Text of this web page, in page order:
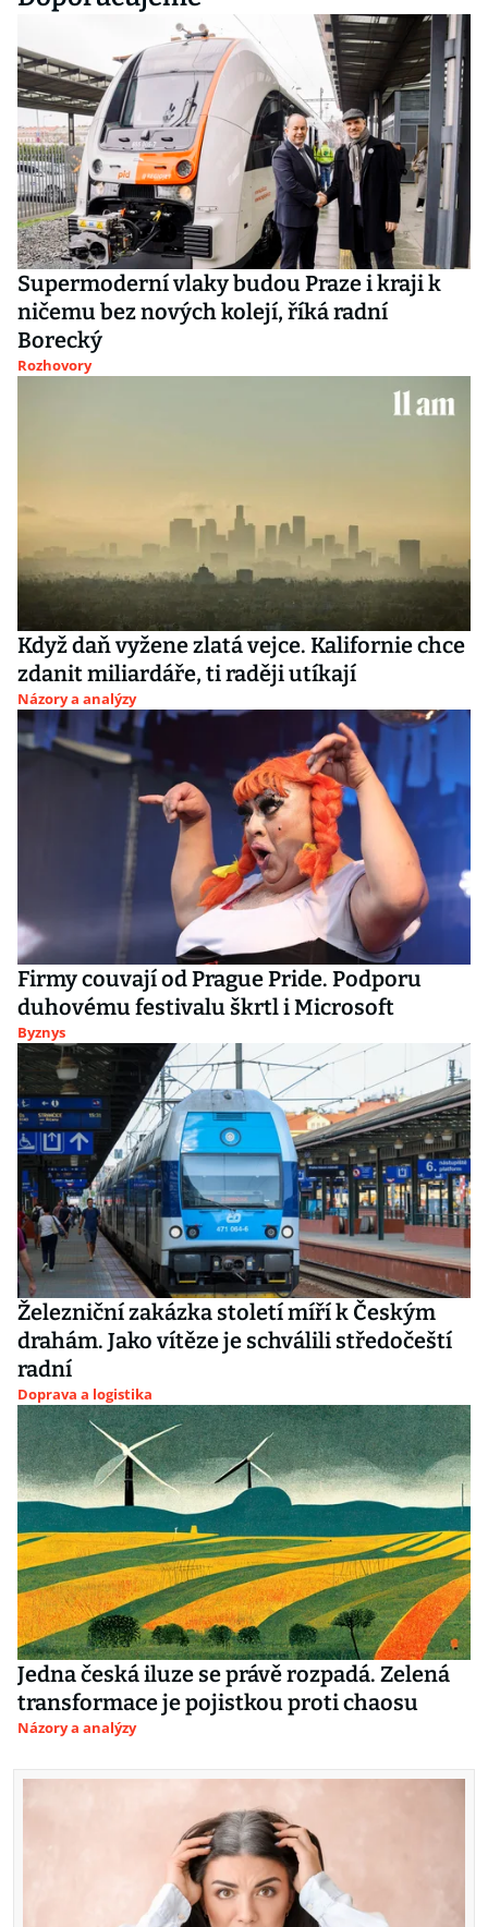
Supermoderní vlaky budou Praze i kraji k
ničemu bez nových kolejí, říká radní
Borecký
Rozhovory
Když daň vyžene zlatá vejce. Kalifornie chce
zdanit miliardáře, ti raději utíkají
Názory a analýzy
Firmy couvají od Prague Pride. Podporu
duhovému festivalu škrtl i Microsoft
Byznys
Železniční zakázka století míří k Českým
drahám. Jako vítěze je schválili středočeští
radní
Doprava a logistika
Jedna česká iluze se právě rozpadá. Zelená
transformace je pojistkou proti chaosu
Názory a analýzy